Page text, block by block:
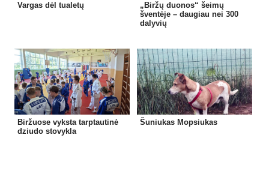
Vargas dėl tualetų
„Biržų duonos“ šeimų
šventėje – daugiau nei 300
dalyvių
Biržuose vyksta tarptautinė
dziudo stovykla
Šuniukas Mopsiukas